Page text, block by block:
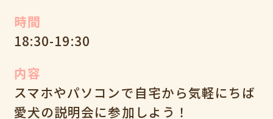
時間
18:30-19:30
内容
スマホやパソコンで自宅から気軽にちば
愛犬の説明会に参加しよう！